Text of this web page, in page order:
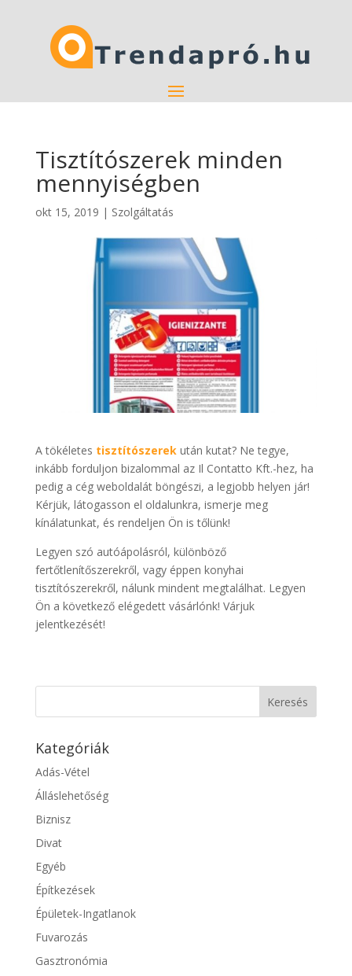
Tisztítószerek minden
mennyiségben
okt 15, 2019 | Szolgáltatás
A tökéletes tisztítószerek után kutat? Ne tegye,
inkább forduljon bizalommal az Il Contatto Kft.-hez, ha
pedig a cég weboldalát böngészi, a legjobb helyen jár!
Kérjük, látogasson el oldalunkra, ismerje meg
kínálatunkat, és rendeljen Ön is tőlünk!
Legyen szó autóápolásról, különböző
fertőtlenítőszerekről, vagy éppen konyhai
tisztítószerekről, nálunk mindent megtalálhat. Legyen
Ön a következő elégedett vásárlónk! Várjuk
jelentkezését!
Kategóriák
Adás-Vétel
Álláslehetőség
Biznisz
Divat
Egyéb
Építkezések
Épületek-Ingatlanok
Fuvarozás
Gasztronómia